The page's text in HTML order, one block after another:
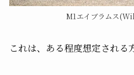
M1エイブラムス
これは、ある程度想定される